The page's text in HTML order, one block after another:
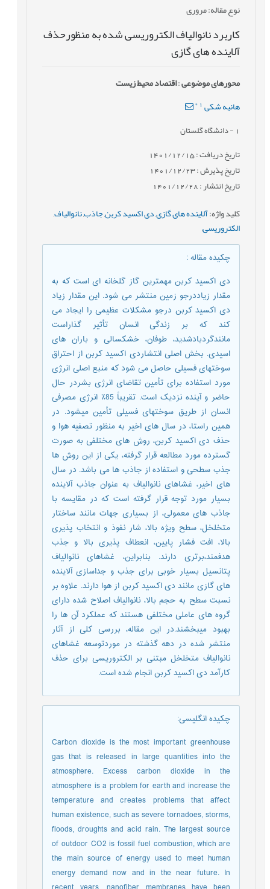
نوع مقاله: مروری
کاربرد نانوالیاف الکتروریسی شده به منظورحذف
آلاینده های گازی
محورهای موضوعی:اقتصاد محیط زیست
هانیه شکی *
- دانشگاه گلستان
تاریخ دریافت : 1401/12/15
تاریخ پذیرش : 1401/12/23
تاریخ انتشار : 1401/12/28
کلید واژه:آلاینده های گازی,دی اکسید کربن,جاذب,نانوالیاف,
الکتروریسی,
چکیده مقاله:
دی اکسید کربن مهمترین گاز گلخانه ای است که به
مقدار زیاددرجو زمین منتشر می شود. این مقدار زیاد
دی اکسید کربن درجو مشکلات عظیمی را ایجاد می
کند که بر زندگی انسان تأثیر گذاراست
مانندگردبادشدید، طوفان، خشکسالی و باران های
اسیدی. بخش اصلی انتشاردی اکسید کربن از احتراق
سوختهای فسیلی حاصل می شود که منبع اصلی انرژی
مورد استفاده برای تأمین تقاضای انرژی بشردر حال
حاضر و آینده نزدیک است. تقریباً 85٪ انرژی مصرفی
انسان از طریق سوختهای فسیلی تأمین میشود. در
همین راستا، در سال های اخیر به منظور تصفیه هوا و
حذف دی اکسید کربن، روش های مختلفی به صورت
گسترده مورد مطالعه قرار گرفته، یکی از این روش ها
جذب سطحی و استفاده از جاذب ها می باشد. در سال
های اخیر، غشاهای نانوالیاف به عنوان جاذب آلاینده
بسیار مورد توجه قرار گرفته است که در مقایسه با
جاذب های معمولی، از بسیاری جهات مانند ساختار
متخلخل، سطح ویژه بالا، شار نفوذ و انتخاب پذیری
بالا، افت فشار پایین، انعطاف پذیری بالا و جذب
هدفمند،برتری دارند. بنابراین، غشاهای نانوالیاف
پتانسیل بسیار خوبی برای جذب و جداسازی آلاینده
های گازی مانند دی اکسید کربن از هوا دارند. علاوه بر
نسبت سطح به حجم بالا، نانوالیاف اصلاح شده دارای
گروه های عاملی مختلفی هستند که عملکرد آن ها را
بهبود میبخشند.در این مقاله، بررسی کلی از آثار
منتشر شده در دهه گذشته در موردتوسعه غشاهای
نانوالیاف متخلخل مبتنی بر الکتروریسی برای حذف
کارآمد دی اکسید کربن انجام شده است.
چکیده انگلیسی:
Carbon dioxide is the most important greenhouse
gas that is released in large quantities into the
atmosphere. Excess carbon dioxide in the
atmosphere is a problem for earth and increase the
temperature and creates problems that affect
human existence, such as severe tornadoes, storms,
floods, droughts and acid rain. The largest source
of outdoor CO2 is fossil fuel combustion, which are
the main source of energy used to meet human
energy demand now and in the near future. In